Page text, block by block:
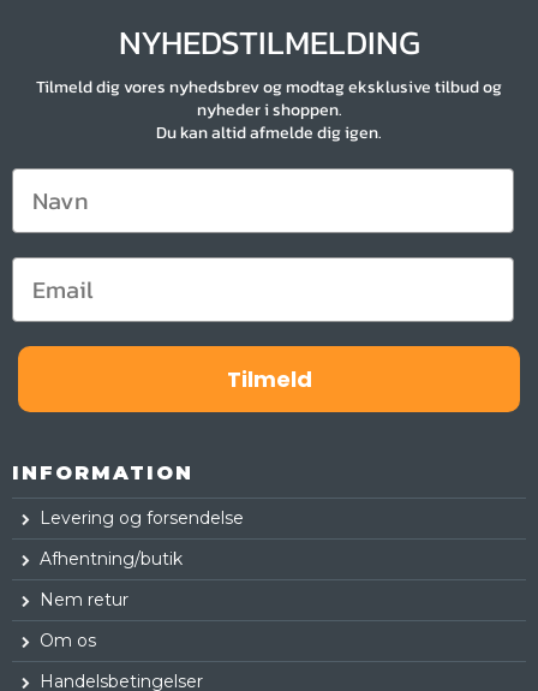
NYHEDSTILMELDING
Tilmeld dig vores nyhedsbrev og modtag eksklusive tilbud og
nyheder i shoppen.
Du kan altid afmelde dig igen.
Tilmeld
INFORMATION
Levering og forsendelse
Afhentning/butik
Nem retur
Om os
Handelsbetingelser